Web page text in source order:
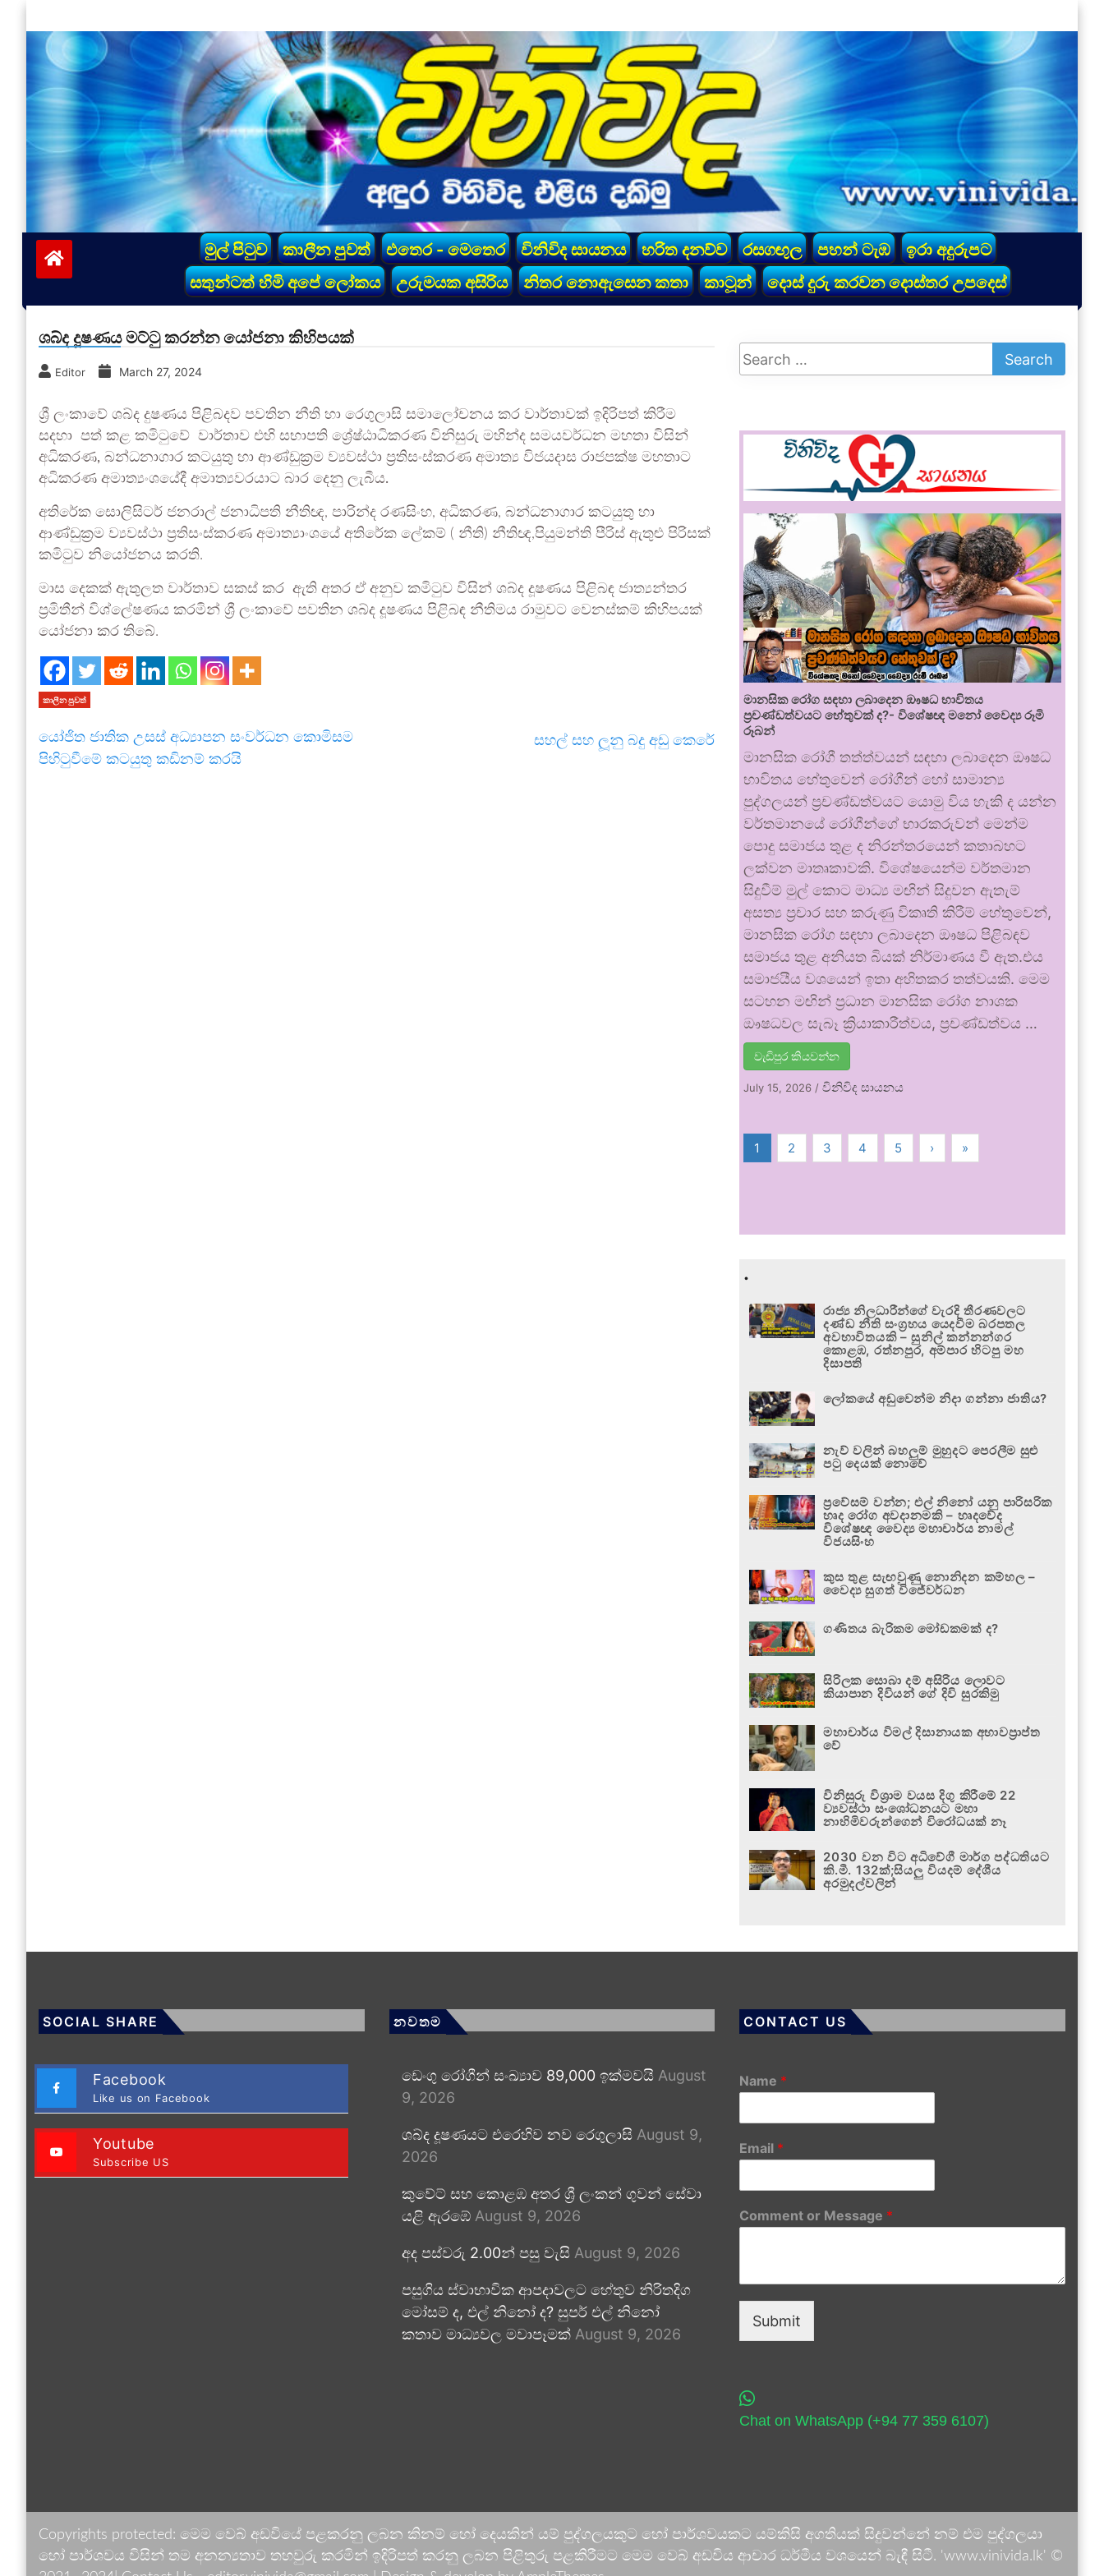
to
content
vinivida.lk
මුල් පිටුව කාලීන පුවත් එතෙර - මෙතෙර විනිවිද සායනය හරිත දනව්ව රසගඟුල පහන් ටැඹ
ඉරා අදුරුපට
සතුන්ටත් හිමි අපේ ලෝකය
උරුමයක අසිරිය නිතර නොඇසෙන කතා කාටූන් දොස් දුරු කරවන දොස්තර උපදෙස්
ශබ්ද දූෂණය මට්ටු කරන්න යෝජනා කිහිපයක්
Editor March 27, 2024
ශ්‍රී ලංකාවේ ශබ්ද දුෂණය පිළිබදව පවතින නීති හා රෙගුලාසි සමාලෝචනය කර වාර්තාවක් ඉදිරිපත් කිරීම
සදහා පත් කළ කමිටුවේ වාර්තාව එහි සභාපති ශ්‍රේෂ්ඨාධිකරණ විනිසුරු මහින්ද සමයවර්ධන මහතා විසින්
අධිකරණ, බන්ධනාගාර කටයුතු හා ආණ්ඩුක්‍රම ව්‍යවස්ථා ප්‍රතිසංස්කරණ අමාත්‍ය විජයදාස රාජපක්ෂ මහතාට
අධිකරණ අමාත්‍යංශයේදී අමාත්‍යවරයාට බාර දෙනු ලැබීය.
අතිරේක සොලිසිටර් ජනරාල් ජනාධිපති නීතිඥ, පාරින්ද රණසිංහ, අධිකරණ, බන්ධනාගාර කටයුතු හා
ආණ්ඩුක්‍රම ව්‍යවස්ථා ප්‍රතිසංස්කරණ අමාත්‍යාංශයේ අතිරේක ලේකම් ( නීති) නීතිඥ,පියුමන්ති පීරිස් ඇතුළු පිරිසක්
කමිටුව නියෝජනය කරති.
මාස දෙකක් ඇතුලත වාර්තාව සකස් කර ඇති අතර ඒ අනුව කමිටුව විසින් ශබ්ද දූෂණය පිළිබඳ ජාත්‍යන්තර
ප්‍රමිතීන් විශ්ලේෂණය කරමින් ශ්‍රී ලංකාවේ පවතින ශබ්ද දූෂණය පිළිබඳ නීතිමය රාමුවට වෙනස්කම් කිහිපයක්
යෝජනා කර තිබේ.
කාලීන පුවත්
යෝජිත ජාතික උසස් අධ්‍යාපන සංවර්ධන කොමිසම
පිහිටුවීමේ කටයුතු කඩිනම් කරයි
සහල් සහ ලූනු බදු අඩු කෙරේ
මානසික රෝග සඳහා ලබාදෙන ඖෂධ භාවිතය
ප්‍රචණ්ඩත්වයට හේතුවක් ද?- විශේෂඥ මනෝ වෛද්‍ය රූමි
රූබන්
මානසික රෝගී තත්ත්වයන් සඳහා ලබාදෙන ඖෂධ
භාවිතය හේතුවෙන් රෝගීන් හෝ සාමාන්‍ය
පුද්ගලයන් ප්‍රචණ්ඩත්වයට යොමු විය හැකි ද යන්න
වර්තමානයේ රෝගීන්ගේ භාරකරුවන් මෙන්ම
පොදු සමාජය තුළ ද නිරන්තරයෙන් කතාබහට
ලක්වන මාතෘකාවකි. විශේෂයෙන්ම වර්තමාන
සිදුවීම් මුල් කොට මාධ්‍ය මඟින් සිදුවන ඇතැම්
අසත්‍ය ප්‍රචාර සහ කරුණු විකෘති කිරීම් හේතුවෙන්,
මානසික රෝග සඳහා ලබාදෙන ඖෂධ පිළිබඳව
සමාජය තුළ අනියත බියක් නිර්මාණය වී ඇත.එය
සමාජයීය වශයෙන් ඉතා අහිතකර තත්වයකි. මෙම
සටහන මඟින් ප්‍රධාන මානසික රෝග නාශක
ඖෂධවල සැබෑ ක්‍රියාකාරීත්වය, ප්‍රචණ්ඩත්වය …
වැඩිපුර කියවන්න
July 15, 2026 /විනිවිද සායනය
1 2 3 4 5 › »
.
රාජ්‍ය නිලධාරීන්ගේ වැරදි තීරණවලට
දණ්ඩ නීති සංග්‍රහය යෙදවීම බරපතල
අවභාවිතයකි – සුනිල් කන්නන්ගර
කොළඹ, රත්නපුර, අම්පාර හිටපු මහ
දිසාපති
ලෝකයේ අඩුවෙන්ම නිදා ගන්නා ජාතිය?
නැව් වලින් බහලුම් මුහුදට පෙරලීම සුළු
පටු දෙයක් නොවේ
ප්‍රවේසම් වන්න; එල් නිනෝ යනු පාරිසරික
හෘද රෝග අවදානමකි – හෘදවේද
විශේෂඥ වෛද්‍ය මහාචාර්ය නාමල්
විජයසිංහ
කුස තුළ සැඟවුණු නොනිදන කම්හල –
වෛද්‍ය සුගත් විජේවර්ධන
ගණිතය බැරිකම මෝඩකමක් ද?
සිරිලක සොබා දම් අසිරිය ලොවට
කියාපාන දිවියන් ගේ දිවි සුරකිමු
මහාචාර්ය විමල් දිසානායක අභාවප්‍රාප්ත
වේ
විනිසුරු විශ්‍රාම වයස දිගු කිරීමේ 22
ව්‍යවස්ථා සංශෝධනයට මහා
නාහිමිවරුන්ගෙන් විරෝධයක් නෑ
2030 වන විට අධිවේගී මාර්ග පද්ධතියට
කි.මී. 132ක්;සියලු වියදම් දේශීය
අරමුදල්වලින්
SOCIAL SHARE
Facebook
Like us on Facebook
Youtube
Subscribe US
නවතම
ඩෙංගු රෝගීන් සංඛ්‍යාව 89,000 ඉක්මවයි August
9, 2026
ශබ්ද දූෂණයට එරෙහිව නව රෙගුලාසි August 9,
2026
කුවේට් සහ කොළඹ අතර ශ්‍රී ලංකන් ගුවන් සේවා
යළි ඇරඹේ August 9, 2026
අද පස්වරු 2.00න් පසු වැසි August 9, 2026
පසුගිය ස්වාභාවික ආපදාවලට හේතුව නිරිතදිග
මෝසම් ද, එල් නිනෝ ද? සුපර් එල් නිනෝ
කතාව මාධ්‍යවල මවාපෑමක් August 9, 2026
CONTACT US
Name *
Email *
Comment or Message *
Submit
Chat on WhatsApp (+94 77 359 6107)
Copyrights protected: මෙම වෙබ් අඩවියේ පළකරනු ලබන කිනම් හෝ දෙයකින් යම් පුද්ගලයකුට හෝ පාර්ශවයකට යම්කිසි අගතියක් සිදුවන්නේ නම් එම පුද්ගලයා
හෝ පාර්ශවය විසින් තම අනන්‍යතාව තහවුරු කරමින් ඉදිරිපත් කරනු ලබන පිළිතුරු පළකිරීමට මෙම වෙබ් අඩවිය ආචාර ධර්මීය වශයෙන් බැඳී සිටී. 'www.vinivida.lk' ©